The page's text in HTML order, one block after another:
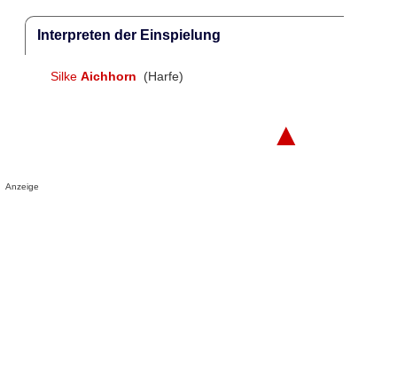
Interpreten der Einspielung
Silke Aichhorn (Harfe)
▲
Anzeige